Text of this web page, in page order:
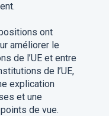
ont
améliorer le
de l’UE et entre
de l’UE,
explication
et une
de vue.